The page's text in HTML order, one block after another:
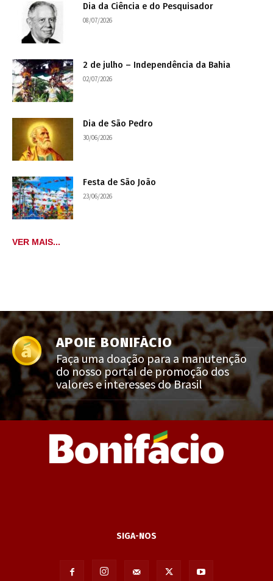
Dia da Ciência e do Pesquisador
08/07/2026
2 de julho – Independência da Bahia
02/07/2026
Dia de São Pedro
30/06/2026
Festa de São João
23/06/2026
VER MAIS...
APOIE BONIFÁCIO
Faça uma doação para a manutenção
do nosso portal de promoção dos
valores e interesses do Brasil
SIGA-NOS